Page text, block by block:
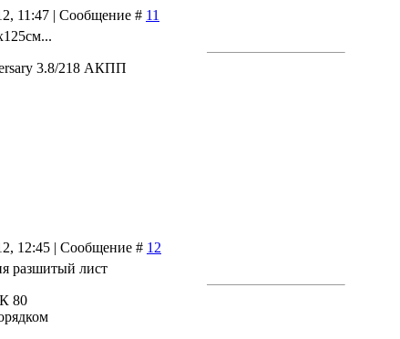
11:47 | Сообщение # 11
3.8/218 АКПП
12:45 | Сообщение # 12
разшитый лист
80